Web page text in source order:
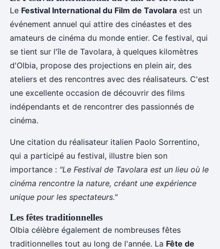
Le Festival International du Film de Tavolara est un
événement annuel qui attire des cinéastes et des
amateurs de cinéma du monde entier. Ce festival, qui
se tient sur l'île de Tavolara, à quelques kilomètres
d'Olbia, propose des projections en plein air, des
ateliers et des rencontres avec des réalisateurs. C'est
une excellente occasion de découvrir des films
indépendants et de rencontrer des passionnés de
cinéma.
Une citation du réalisateur italien Paolo Sorrentino,
qui a participé au festival, illustre bien son
importance : "Le Festival de Tavolara est un lieu où le
cinéma rencontre la nature, créant une expérience
unique pour les spectateurs."
Les fêtes traditionnelles
Olbia célèbre également de nombreuses fêtes
traditionnelles tout au long de l'année. La Fête de